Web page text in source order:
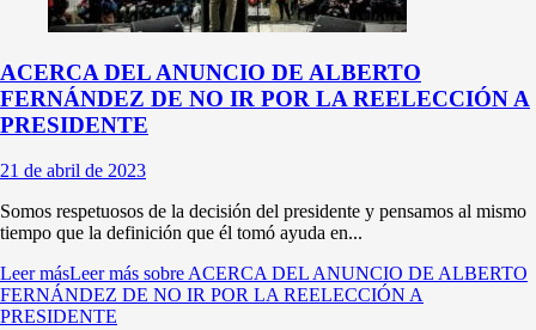
ACERCA DEL ANUNCIO DE ALBERTO
FERNÁNDEZ DE NO IR POR LA REELECCIÓN A
PRESIDENTE
21 de abril de 2023
Somos respetuosos de la decisión del presidente y pensamos al mismo
tiempo que la definición que él tomó ayuda en...
Leer másLeer más sobre ACERCA DEL ANUNCIO DE ALBERTO
FERNÁNDEZ DE NO IR POR LA REELECCIÓN A
PRESIDENTE